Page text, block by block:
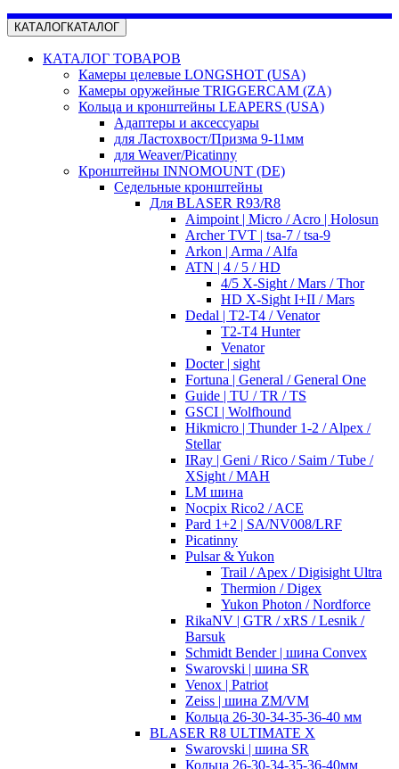
КАТАЛОГКАТАЛОГ
КАТАЛОГ ТОВАРОВ
Камеры целевые LONGSHOT (USA)
Камеры оружейные TRIGGERCAM (ZA)
Кольца и кронштейны LEAPERS (USA)
Адаптеры и аксессуары
для Ластохвост/Призма 9-11мм
для Weaver/Picatinny
Кронштейны INNOMOUNT (DE)
Седельные кронштейны
Для BLASER R93/R8
Aimpoint | Micro / Acro | Holosun
Archer TVT | tsa-7 / tsa-9
Arkon | Arma / Alfa
ATN | 4 / 5 / HD
4/5 X-Sight / Mars / Thor
HD X-Sight I+II / Mars
Dedal | T2-T4 / Venator
T2-T4 Hunter
Venator
Docter | sight
Fortuna | General / General One
Guide | TU / TR / TS
GSCI | Wolfhound
Hikmicro | Thunder 1-2 / Alpex /
Stellar
IRay | Geni / Rico / Saim / Tube /
XSight / MAH
LM шина
Nocpix Rico2 / ACE
Pard 1+2 | SA/NV008/LRF
Picatinny
Pulsar & Yukon
Trail / Apex / Digisight Ultra
Thermion / Digex
Yukon Photon / Nordforce
RikaNV | GTR / xRS / Lesnik /
Barsuk
Schmidt Bender | шина Convex
Swarovski | шина SR
Venox | Patriot
Zeiss | шина ZM/VM
Кольца 26-30-34-35-36-40 мм
BLASER R8 ULTIMATE X
Swarovski | шина SR
Кольца 26-30-34-35-36-40мм